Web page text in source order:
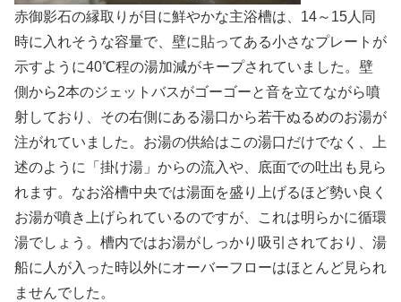
赤御影石の縁取りが目に鮮やかな主浴槽は、14～15人同
時に入れそうな容量で、壁に貼ってある小さなプレートが
示すように40℃程の湯加減がキープされていました。壁
側から2本のジェットバスがゴーゴーと音を立てながら噴
射しており、その右側にある湯口から若干ぬるめのお湯が
注がれていました。お湯の供給はこの湯口だけでなく、上
述のように「掛け湯」からの流入や、底面での吐出も見ら
れます。なお浴槽中央では湯面を盛り上げるほど勢い良く
お湯が噴き上げられているのですが、これは明らかに循環
湯でしょう。槽内ではお湯がしっかり吸引されており、湯
船に人が入った時以外にオーバーフローはほとんど見られ
ませんでした。